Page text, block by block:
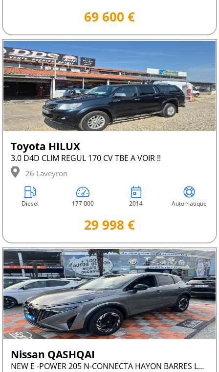
69 600 €
Toyota HILUX
3.0 D4D CLIM REGUL 170 CV TBE A VOIR !!
26 Laveyron
Diesel 177 000 2014 Automatique
29 998 €
Nissan QASHQAI
NEW E -POWER 205 N-CONNECTA HAYON BARRES LEDS